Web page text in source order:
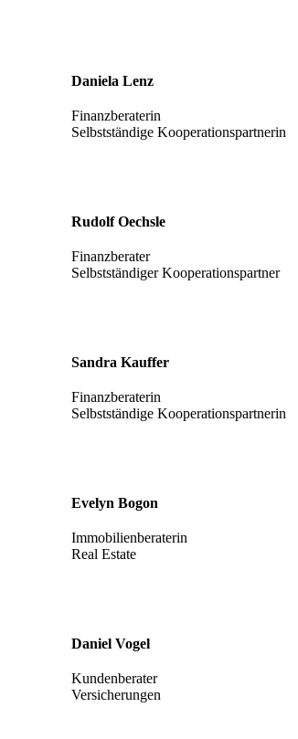
Daniela Lenz
Finanzberaterin
Selbstständige Kooperationspartnerin
Rudolf Oechsle
Finanzberater
Selbstständiger Kooperationspartner
Sandra Kauffer
Finanzberaterin
Selbstständige Kooperationspartnerin
Evelyn Bogon
Immobilienberaterin
Real Estate
Daniel Vogel
Kundenberater
Versicherungen